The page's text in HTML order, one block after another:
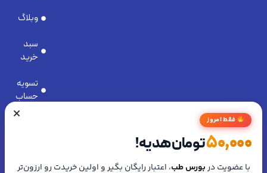
وبلاگ
سبد
خرید
تسویه
حساب
مجوز ها تماس
اصفهان
× فقط امروز
50,000تومان هدیه!
با عضویت دربورس طب، اعتبار رایگان بگیر و اولین خریدت رو ارزون‌تر